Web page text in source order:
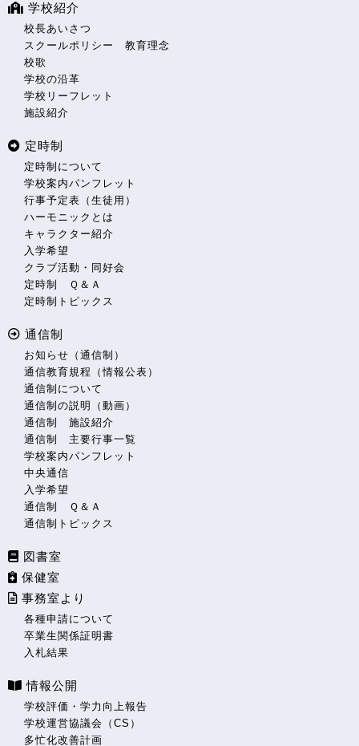
学校紹介
校長あいさつ
スクールポリシー 教育理念
校歌
学校の沿革
学校リーフレット
施設紹介
定時制
定時制について
学校案内パンフレット
行事予定表（生徒用）
ハーモニックとは
キャラクター紹介
入学希望
クラブ活動・同好会
定時制 Ｑ＆Ａ
定時制トピックス
通信制
お知らせ（通信制）
通信教育規程（情報公表）
通信制について
通信制の説明（動画）
通信制 施設紹介
通信制 主要行事一覧
学校案内パンフレット
中央通信
入学希望
通信制 Ｑ＆Ａ
通信制トピックス
図書室
保健室
事務室より
各種申請について
卒業生関係証明書
入札結果
情報公開
学校評価・学力向上報告
学校運営協議会（CS）
多忙化改善計画